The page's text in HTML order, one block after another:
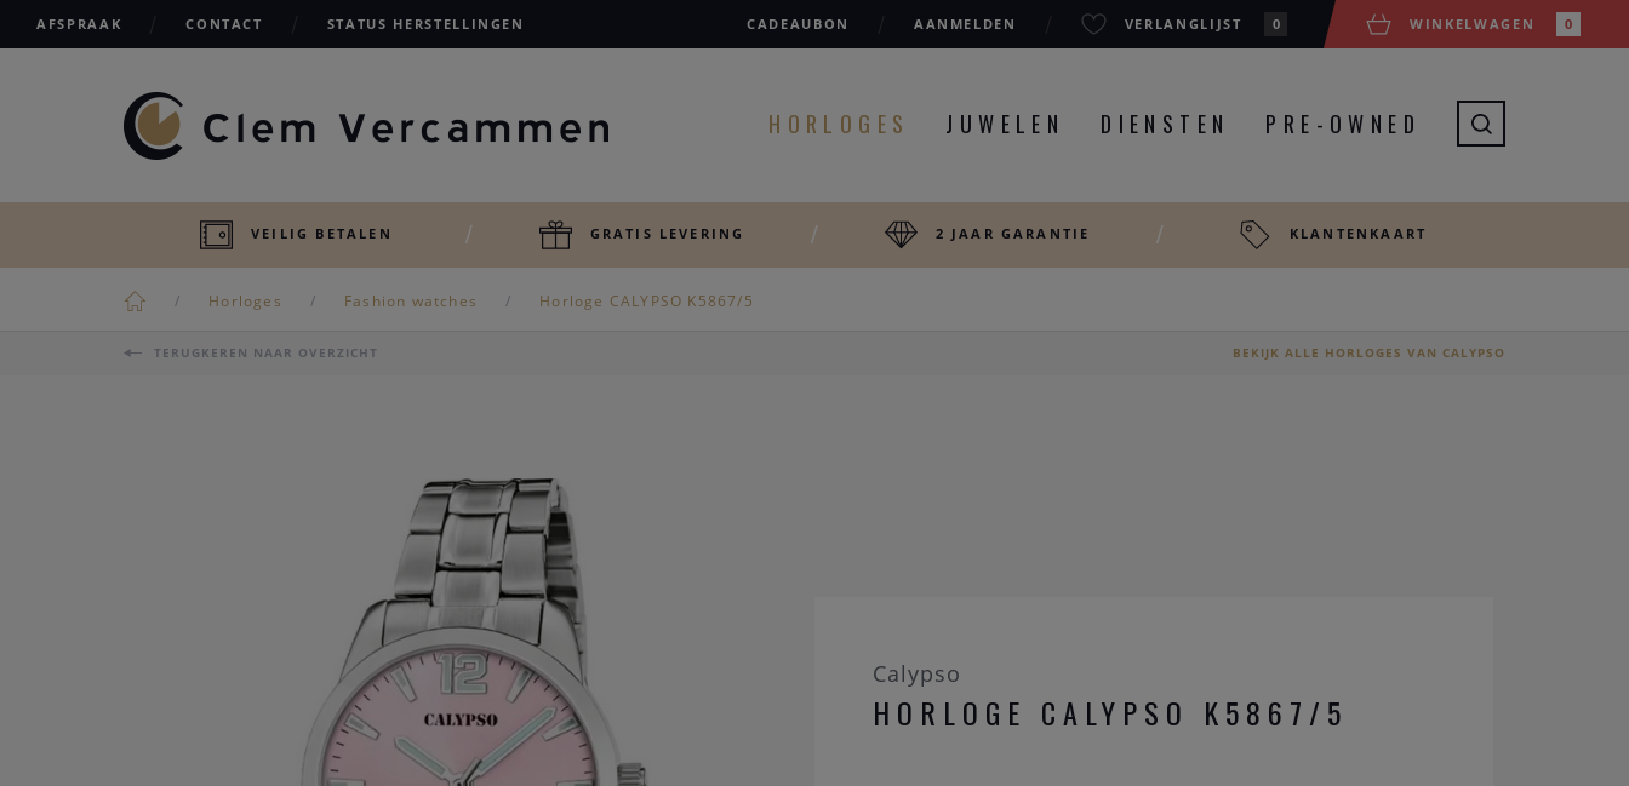
AFSPRAAK CONTACT STATUS HERSTELLINGEN CADEAUBON AANMELDEN VERLANGLIJST 0 WINKELWAGEN 0
HORLOGES JUWELEN DIENSTEN PRE-OWNED
VEILIG BETALEN GRATIS LEVERING 2 JAAR GARANTIE KLANTENKAART
Horloges Fashion watches Horloge CALYPSO K5867/5
TERUGKEREN NAAR OVERZICHT BEKIJK ALLE HORLOGES VAN CALYPSO
Calypso
HORLOGE CALYPSO K5867/5